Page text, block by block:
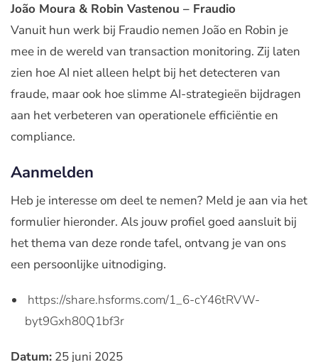
João Moura & Robin Vastenou – Fraudio
Vanuit hun werk bij Fraudio nemen João en Robin je
mee in de wereld van transaction monitoring. Zij laten
zien hoe AI niet alleen helpt bij het detecteren van
fraude, maar ook hoe slimme AI-strategieën bijdragen
aan het verbeteren van operationele efficiëntie en
compliance.
Aanmelden
Heb je interesse om deel te nemen? Meld je aan via het
formulier hieronder. Als jouw profiel goed aansluit bij
het thema van deze ronde tafel, ontvang je van ons
een persoonlijke uitnodiging.
https://share.hsforms.com/1_6-cY46tRVW-
byt9Gxh80Q1bf3r
Datum: 25 juni 2025